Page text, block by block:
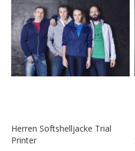
Herren Softshelljacke Trial
Printer